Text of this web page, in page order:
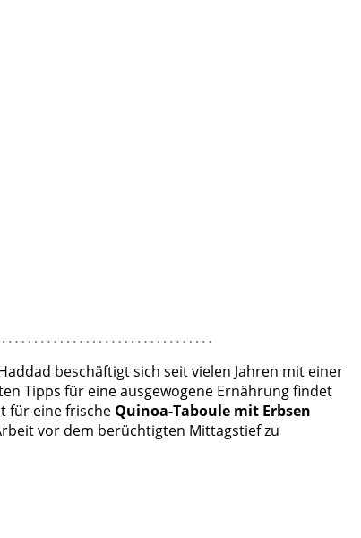
beschäftigt sich seit vielen Jahren mit einer
Tipps für eine ausgewogene Ernährung findet
für eine frische Quinoa-Taboule mit Erbsen
vor dem berüchtigten Mittagstief zu